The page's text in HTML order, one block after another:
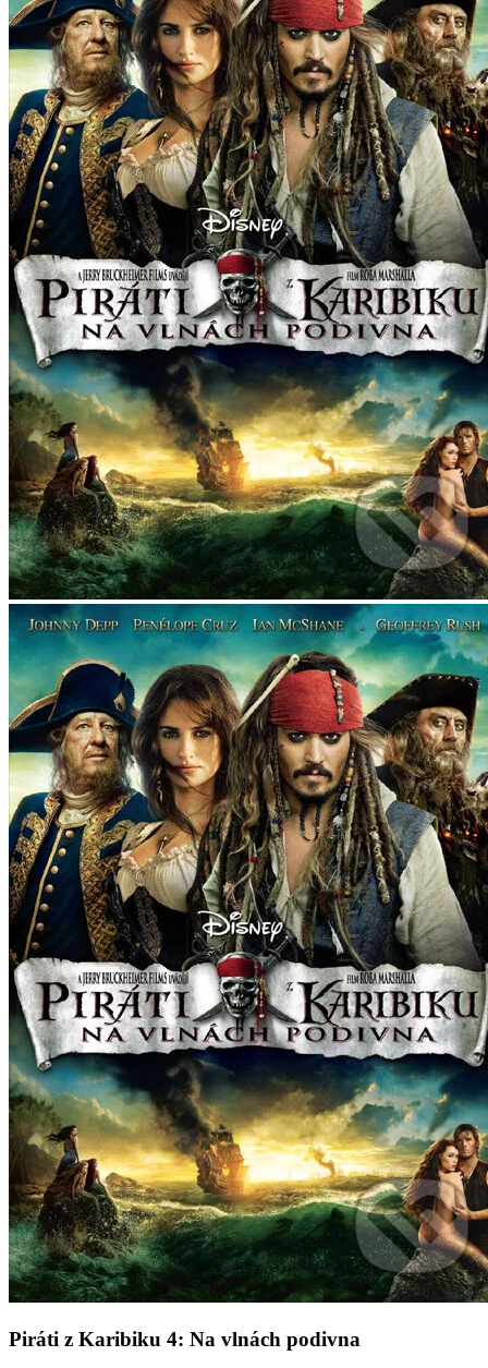
Piráti z Karibiku 4: Na vlnách podivna